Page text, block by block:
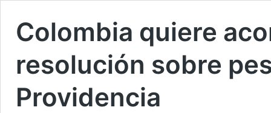
Colombia quiere
resolución sobre
Providencia